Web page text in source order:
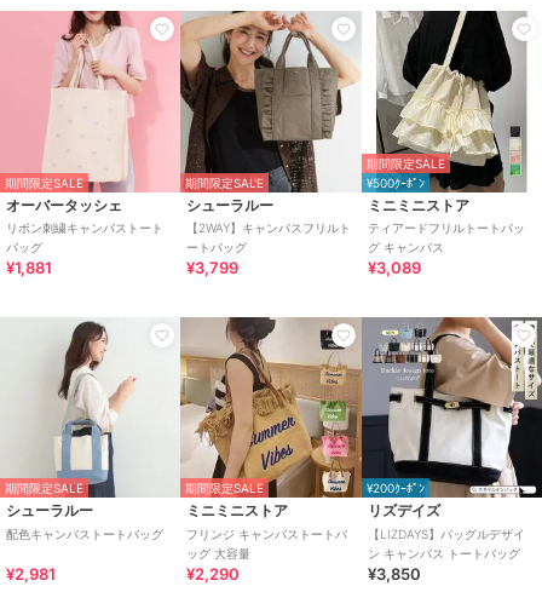
期間限定SALE
オーバータッシェ
リボン刺繍キャンバストート
バッグ
¥1,881
期間限定SALE
シューラルー
【2WAY】キャンバスフリルト
ートバッグ
¥3,799
期間限定SALE
¥500ｸｰﾎﾟﾝ
ミニミニストア
ティアードフリルトートバッ
グ キャンバス
¥3,089
期間限定SALE
シューラルー
配色キャンバストートバッグ
¥2,981
期間限定SALE
ミニミニストア
フリンジ キャンバストートバ
ッグ 大容量
¥2,290
¥200ｸｰﾎﾟﾝ
リズデイズ
【LIZDAYS】バッグルデザイ
ン キャンバス トートバッグ
¥3,850